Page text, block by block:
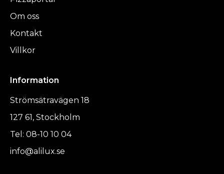
Om oss
Kontakt
Villkor
Information
Strömsätravägen 18
127 61, Stockholm
Tel: 08-10 10 04
info@alilux.se